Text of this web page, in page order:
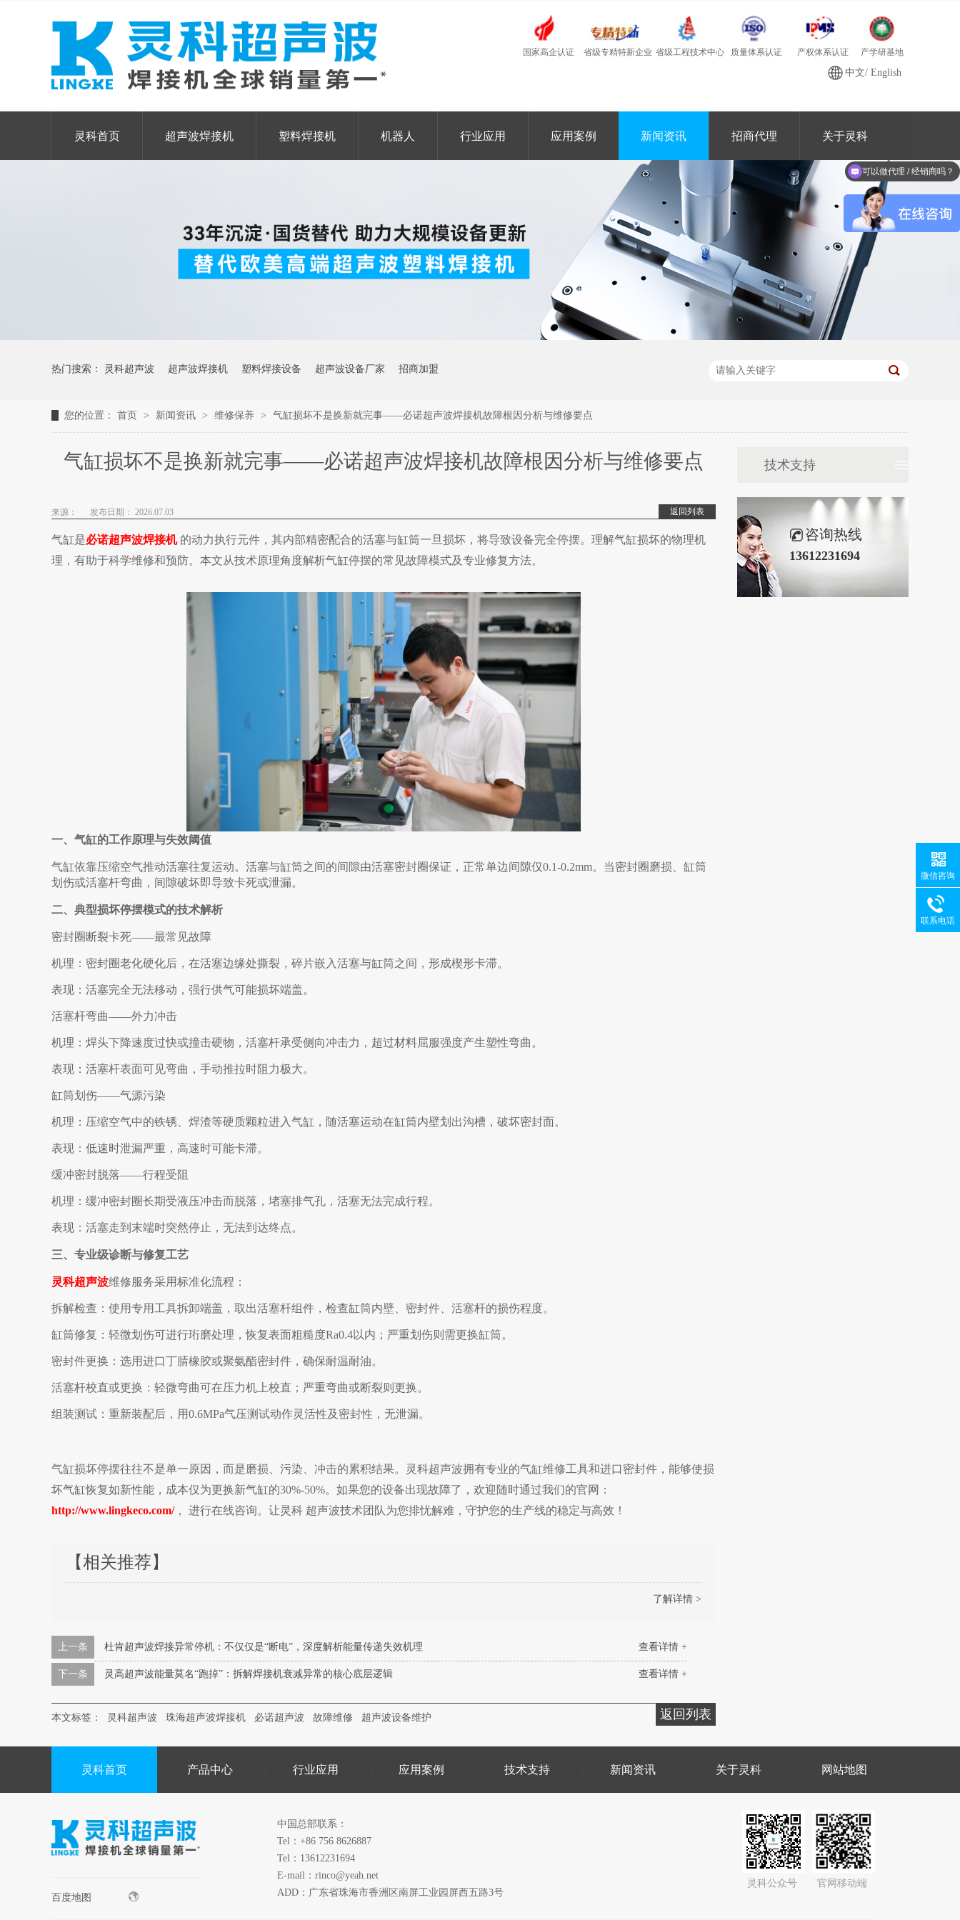
国家高企认证 省级专精特新企业 省级工程技术中心 质量体系认证 产权体系认证 产学研基地
中文/English
灵科首页 超声波焊接机 塑料焊接机 机器人 行业应用 应用案例 新闻资讯 招商代理 关于灵科
热门搜索： 灵科超声波 超声波焊接机 塑料焊接设备 超声波设备厂家 招商加盟
您的位置： 首页 > 新闻资讯 > 维修保养 > 气缸损坏不是换新就完事——必诺超声波焊接机故障根因分析与维修要点
气缸损坏不是换新就完事——必诺超声波焊接机故障根因分析与维修要点
返回列表
来源： 发布日期： 2026.07.03
气缸是必诺超声波焊接机 的动力执行元件，其内部精密配合的活塞与缸筒一旦损坏，将导致设备完全停摆。理解气缸损坏的物理机
理，有助于科学维修和预防。本文从技术原理角度解析气缸停摆的常见故障模式及专业修复方法。
一、气缸的工作原理与失效阈值
气缸依靠压缩空气推动活塞往复运动。活塞与缸筒之间的间隙由活塞密封圈保证，正常单边间隙仅0.1-0.2mm。当密封圈磨损、缸筒
划伤或活塞杆弯曲，间隙破坏即导致卡死或泄漏。
二、典型损坏停摆模式的技术解析
密封圈断裂卡死——最常见故障
机理：密封圈老化硬化后，在活塞边缘处撕裂，碎片嵌入活塞与缸筒之间，形成楔形卡滞。
表现：活塞完全无法移动，强行供气可能损坏端盖。
活塞杆弯曲——外力冲击
机理：焊头下降速度过快或撞击硬物，活塞杆承受侧向冲击力，超过材料屈服强度产生塑性弯曲。
表现：活塞杆表面可见弯曲，手动推拉时阻力极大。
缸筒划伤——气源污染
机理：压缩空气中的铁锈、焊渣等硬质颗粒进入气缸，随活塞运动在缸筒内壁划出沟槽，破坏密封面。
表现：低速时泄漏严重，高速时可能卡滞。
缓冲密封脱落——行程受阻
机理：缓冲密封圈长期受液压冲击而脱落，堵塞排气孔，活塞无法完成行程。
表现：活塞走到末端时突然停止，无法到达终点。
三、专业级诊断与修复工艺
灵科超声波维修服务采用标准化流程：
拆解检查：使用专用工具拆卸端盖，取出活塞杆组件，检查缸筒内壁、密封件、活塞杆的损伤程度。
缸筒修复：轻微划伤可进行珩磨处理，恢复表面粗糙度Ra0.4以内；严重划伤则需更换缸筒。
密封件更换：选用进口丁腈橡胶或聚氨酯密封件，确保耐温耐油。
活塞杆校直或更换：轻微弯曲可在压力机上校直；严重弯曲或断裂则更换。
组装测试：重新装配后，用0.6MPa气压测试动作灵活性及密封性，无泄漏。
气缸损坏停摆往往不是单一原因，而是磨损、污染、冲击的累积结果。灵科超声波拥有专业的气缸维修工具和进口密封件，能够使损
坏气缸恢复如新性能，成本仅为更换新气缸的30%-50%。 如果您的设备出现故障了， 欢迎随时通过我们的官网：
http://www.lingkeco.com/， 进行在线咨询。让灵科 超声波技术团队为您排忧解难，守护您的生产线的稳定与高效！
【相关推荐】
了解详情 >
查看详情 +
上一条 杜肯超声波焊接异常停机：不仅仅是“断电”，深度解析能量传递失效机理
查看详情 +
下一条 灵高超声波能量莫名“跑掉”：拆解焊接机衰减异常的核心底层逻辑
返回列表
本文标签： 灵科超声波 珠海超声波焊接机 必诺超声波 故障维修 超声波设备维护
技术支持
咨询热线
13612231694
灵科首页 产品中心 行业应用 应用案例 技术支持 新闻资讯 关于灵科 网站地图
百度地图
中国总部联系：
Tel：+86 756 8626887
Tel：13612231694
E-mail：rinco@yeah.net
ADD：广东省珠海市香洲区南屏工业园屏西五路3号
灵科公众号 官网移动端
微信咨询
联系电话
能做焊接应用解决方案吗？
可以做代理 / 经销商吗？